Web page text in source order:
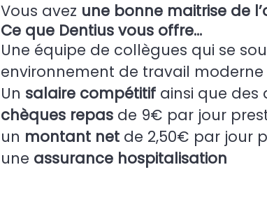
Vous avez une bonne maitrise de
Ce que Dentius vous offre…
Une équipe de collègues qui se
environnement de travail
Un salaire compétitif ainsi que des
chèques repas de 9€ par jour
un montant net de 2,50€ par jour
une assurance hospitalisation